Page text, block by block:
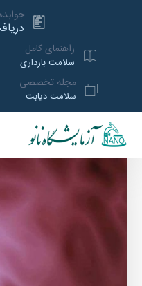
راهنمای کامل
سلامت بارداری
مجله تخصصی
سلامت دیابت